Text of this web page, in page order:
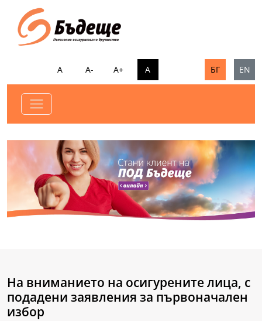
А А- А+ А БГ EN
На вниманието на осигурените лица, с
подадени заявления за първоначален
избор